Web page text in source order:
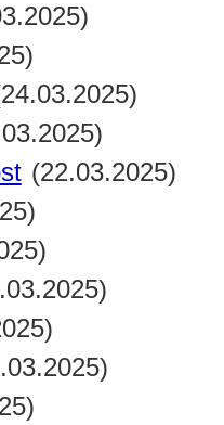
(22.03.2025)